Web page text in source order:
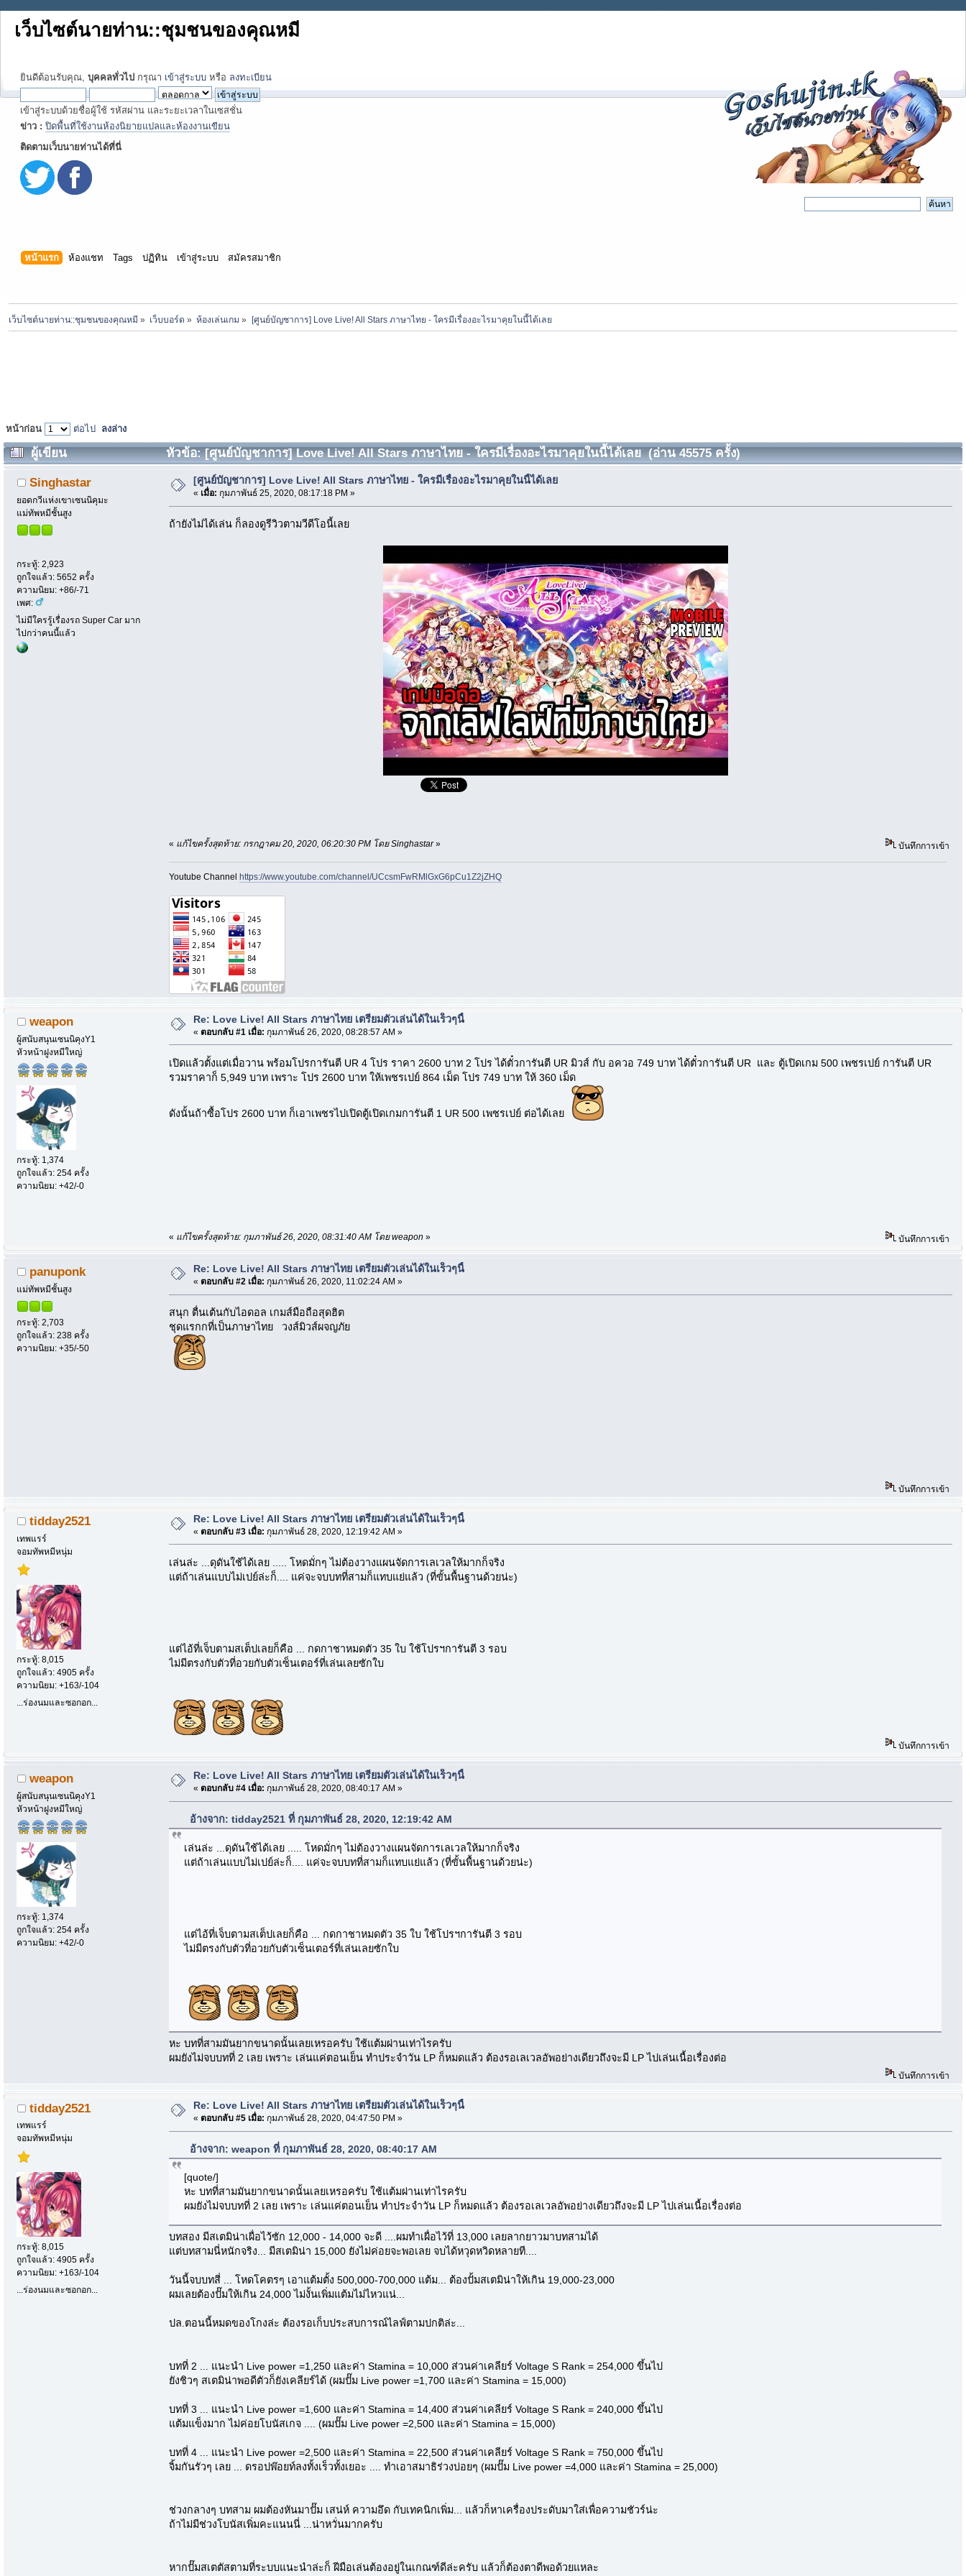
เว็บไซต์นายท่าน::ชุมชนของคุณหมี
ยินดีต้อนรับคุณ, บุคคลทั่วไป กรุณา เข้าสู่ระบบ หรือ ลงทะเบียน
เข้าสู่ระบบด้วยชื่อผู้ใช้ รหัสผ่าน และระยะเวลาในเซสชั่น
ข่าว : ปิดพื้นที่ใช้งานห้องนิยายแปลและห้องงานเขียน
ติดตามเว็บนายท่านได้ที่นี่
หน้าแรก ห้องแชท Tags ปฏิทิน เข้าสู่ระบบ สมัครสมาชิก
เว็บไซต์นายท่าน::ชุมชนของคุณหมี » เว็บบอร์ด » ห้องเล่นเกม » [ศูนย์บัญชาการ] Love Live! All Stars ภาษาไทย - ใครมีเรื่องอะไรมาคุยในนี้ได้เลย
หน้าก่อน ต่อไป ลงล่าง
ผู้เขียน หัวข้อ: [ศูนย์บัญชาการ] Love Live! All Stars ภาษาไทย - ใครมีเรื่องอะไรมาคุยในนี้ได้เลย (อ่าน 45575 ครั้ง)
Singhastar
ยอดกวีแห่งเขาเซนนิคุมะ
แม่ทัพหมีชั้นสูง
กระทู้: 2,923
ถูกใจแล้ว: 5652 ครั้ง
ความนิยม: +86/-71
เพศ:
ไม่มีใครรู้เรื่องรถ Super Car มาก
ไปกว่าคนนี้แล้ว
[ศูนย์บัญชาการ] Love Live! All Stars ภาษาไทย - ใครมีเรื่องอะไรมาคุยในนี้ได้เลย
« เมื่อ: กุมภาพันธ์ 25, 2020, 08:17:18 PM »
ถ้ายังไม่ได้เล่น ก็ลองดูรีวิวตามวีดีโอนี้เลย
« แก้ไขครั้งสุดท้าย: กรกฎาคม 20, 2020, 06:20:30 PM โดย Singhastar» บันทึกการเข้า
Youtube Channelhttps://www.youtube.com/channel/UCcsmFwRMlGxG6pCu1Z2jZHQ
weapon
ผู้สนับสนุนเซนนิคุงY1
หัวหน้าฝูงหมีใหญ่
กระทู้: 1,374
ถูกใจแล้ว: 254 ครั้ง
ความนิยม: +42/-0
Re: Love Live! All Stars ภาษาไทย เตรียมตัวเล่นได้ในเร็วๆนี้
« ตอบกลับ #1 เมื่อ: กุมภาพันธ์ 26, 2020, 08:28:57 AM »
เปิดแล้วตั้งแต่เมื่อวาน พร้อมโปรการันตี UR 4 โปร ราคา 2600 บาท 2 โปร ได้ตั๋วการันตี UR มิวส์ กับ อควอ 749 บาท ได้ตั๋วการันตี UR และ ตู้เปิดเกม 500 เพชรเปย์ การันตี UR
รวมราคาก็ 5,949 บาท เพราะ โปร 2600 บาท ให้เพชรเปย์ 864 เม็ด โปร 749 บาท ให้ 360 เม็ด
ดังนั้นถ้าซื้อโปร 2600 บาท ก็เอาเพชรไปเปิดตู้เปิดเกมการันตี 1 UR 500 เพชรเปย์ ต่อได้เลย
« แก้ไขครั้งสุดท้าย: กุมภาพันธ์ 26, 2020, 08:31:40 AM โดย weapon » บันทึกการเข้า
panuponk
แม่ทัพหมีชั้นสูง
กระทู้: 2,703
ถูกใจแล้ว: 238 ครั้ง
ความนิยม: +35/-50
Re: Love Live! All Stars ภาษาไทย เตรียมตัวเล่นได้ในเร็วๆนี้
« ตอบกลับ #2 เมื่อ: กุมภาพันธ์ 26, 2020, 11:02:24 AM »
สนุก ตื่นเต้นกับไอดอล เกมส์มือถือสุดฮิต
ชุดแรกกที่เป็นภาษาไทย วงส์มิวส์ผจญภัย
บันทึกการเข้า
tidday2521
เทพแรร์
จอมทัพหมีหนุ่ม
กระทู้: 8,015
ถูกใจแล้ว: 4905 ครั้ง
ความนิยม: +163/-104
...ร่องนมและซอกอก...
Re: Love Live! All Stars ภาษาไทย เตรียมตัวเล่นได้ในเร็วๆนี้
« ตอบกลับ #3 เมื่อ: กุมภาพันธ์ 28, 2020, 12:19:42 AM »
เล่นล่ะ ...ดุดันใช้ได้เลย ..... โหดมั่กๆ ไม่ต้องวางแผนจัดการเลเวลให้มากก็จริง
แต่ถ้าเล่นแบบไม่เปย์ล่ะก็.... แค่จะจบบทที่สามก็แทบแย่แล้ว (ที่ขั้นพื้นฐานด้วยน่ะ)
แต่ไอ้ที่เจ็บตามสเต็ปเลยก็คือ ... กดกาชาหมดตัว 35 ใบ ใช้โปรฯการันตี 3 รอบ
ไม่มีตรงกับตัวที่อวยกับตัวเซ็นเตอร์ที่เล่นเลยซักใบ
บันทึกการเข้า
weapon
ผู้สนับสนุนเซนนิคุงY1
หัวหน้าฝูงหมีใหญ่
กระทู้: 1,374
ถูกใจแล้ว: 254 ครั้ง
ความนิยม: +42/-0
Re: Love Live! All Stars ภาษาไทย เตรียมตัวเล่นได้ในเร็วๆนี้
« ตอบกลับ #4 เมื่อ: กุมภาพันธ์ 28, 2020, 08:40:17 AM »
อ้างจาก: tidday2521 ที่ กุมภาพันธ์ 28, 2020, 12:19:42 AM
เล่นล่ะ ...ดุดันใช้ได้เลย ..... โหดมั่กๆ ไม่ต้องวางแผนจัดการเลเวลให้มากก็จริง
แต่ถ้าเล่นแบบไม่เปย์ล่ะก็.... แค่จะจบบทที่สามก็แทบแย่แล้ว (ที่ขั้นพื้นฐานด้วยน่ะ)
แต่ไอ้ที่เจ็บตามสเต็ปเลยก็คือ ... กดกาชาหมดตัว 35 ใบ ใช้โปรฯการันตี 3 รอบ
ไม่มีตรงกับตัวที่อวยกับตัวเซ็นเตอร์ที่เล่นเลยซักใบ
หะ บทที่สามมันยากขนาดนั้นเลยเหรอครับ ใช้แต้มผ่านเท่าไรครับ
ผมยังไม่จบบทที่ 2 เลย เพราะ เล่นแค่ตอนเย็น ทำประจำวัน LP ก็หมดแล้ว ต้องรอเลเวลอัพอย่างเดียวถึงจะมี LP ไปเล่นเนื้อเรื่องต่อ
บันทึกการเข้า
tidday2521
เทพแรร์
จอมทัพหมีหนุ่ม
กระทู้: 8,015
ถูกใจแล้ว: 4905 ครั้ง
ความนิยม: +163/-104
...ร่องนมและซอกอก...
Re: Love Live! All Stars ภาษาไทย เตรียมตัวเล่นได้ในเร็วๆนี้
« ตอบกลับ #5 เมื่อ: กุมภาพันธ์ 28, 2020, 04:47:50 PM »
อ้างจาก: weapon ที่ กุมภาพันธ์ 28, 2020, 08:40:17 AM
[quote/]
หะ บทที่สามมันยากขนาดนั้นเลยเหรอครับ ใช้แต้มผ่านเท่าไรครับ
ผมยังไม่จบบทที่ 2 เลย เพราะ เล่นแค่ตอนเย็น ทำประจำวัน LP ก็หมดแล้ว ต้องรอเลเวลอัพอย่างเดียวถึงจะมี LP ไปเล่นเนื้อเรื่องต่อ
บทสอง มีสเตมิน่าเผื่อไว้ซัก 12,000 - 14,000 จะดี ....ผมทำเผื่อไว้ที่ 13,000 เลยลากยาวมาบทสามได้
แต่บทสามนี่หนักจริง... มีสเตมิน่า 15,000 ยังไม่ค่อยจะพอเลย จบได้หวุดหวิดหลายที....
วันนี้จบบทสี่ ... โหดโคตรๆ เอาแต้มตั้ง 500,000-700,000 แต้ม... ต้องปั้มสเตมิน่าให้เกิน 19,000-23,000
ผมเลยต้องปั๊มให้เกิน 24,000 ไม่งั้นเพิ่มแต้มไม่ไหวแน่...
ปล.ตอนนี้หมดของโกงล่ะ ต้องรอเก็บประสบการณ์ไลฟ์ตามปกติล่ะ...
บทที่ 2 ... แนะนำ Live power =1,250 และค่า Stamina = 10,000 ส่วนค่าเคลียร์ Voltage S Rank = 254,000 ขึ้นไป
ยังชิวๆ สเตมิน่าพอดีตัวก็ยังเคลียร์ได้ (ผมปั๊ม Live power =1,700 และค่า Stamina = 15,000)
บทที่ 3 ... แนะนำ Live power =1,600 และค่า Stamina = 14,400 ส่วนค่าเคลียร์ Voltage S Rank = 240,000 ขึ้นไป
แต้มแข็งมาก ไม่ค่อยโบนัสเกจ .... (ผมปั๊ม Live power =2,500 และค่า Stamina = 15,000)
บทที่ 4 ... แนะนำ Live power =2,500 และค่า Stamina = 22,500 ส่วนค่าเคลียร์ Voltage S Rank = 750,000 ขึ้นไป
จิ้มกันรัวๆ เลย ... ดรอปพ๊อยท์ลงทั้งเร็วทั้งเยอะ .... ทำเอาสมาธิร่วงบ่อยๆ (ผมปั๊ม Live power =4,000 และค่า Stamina = 25,000)
ช่วงกลางๆ บทสาม ผมต้องหันมาปั๊ม เสน่ห์ ความอึด กับเทคนิกเพิ่ม... แล้วก็หาเครื่องประดับมาใส่เพื่อความชัวร์น่ะ
ถ้าไม่มีช่วงโบนัสเพิ่มคะแนนนี่ ...น่าหวั่นมากครับ
หากปั๊มสเตตัสตามที่ระบบแนะนำล่ะก็ ฝีมือเล่นต้องอยู่ในเกณฑ์ดีล่ะครับ แล้วก็ต้องตาดีพอด้วยแหละ